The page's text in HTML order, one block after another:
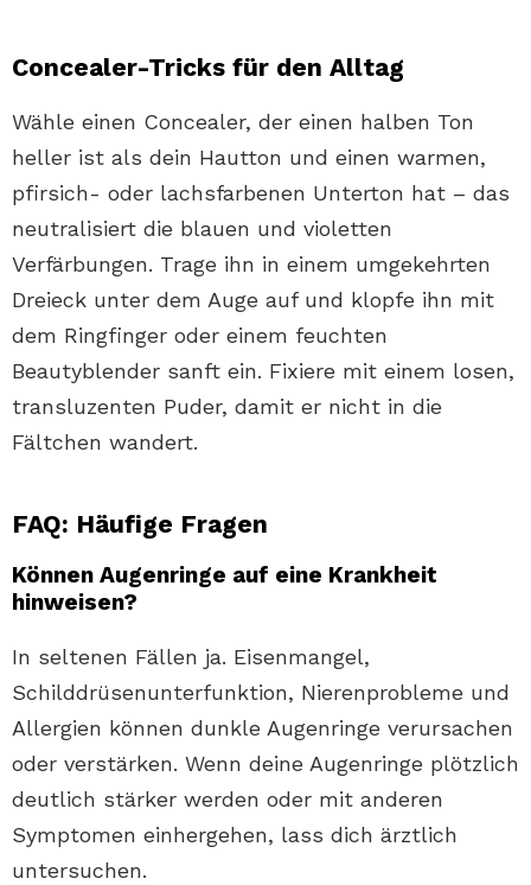
Concealer-Tricks für den Alltag
Wähle einen Concealer, der einen halben Ton
heller ist als dein Hautton und einen warmen,
pfirsich- oder lachsfarbenen Unterton hat – das
neutralisiert die blauen und violetten
Verfärbungen. Trage ihn in einem umgekehrten
Dreieck unter dem Auge auf und klopfe ihn mit
dem Ringfinger oder einem feuchten
Beautyblender sanft ein. Fixiere mit einem losen,
transluzenten Puder, damit er nicht in die
Fältchen wandert.
FAQ: Häufige Fragen
Können Augenringe auf eine Krankheit
hinweisen?
In seltenen Fällen ja. Eisenmangel,
Schilddrüsenunterfunktion, Nierenprobleme und
Allergien können dunkle Augenringe verursachen
oder verstärken. Wenn deine Augenringe plötzlich
deutlich stärker werden oder mit anderen
Symptomen einhergehen, lass dich ärztlich
untersuchen.